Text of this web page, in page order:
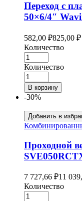
Переход с
50×6/4″
582,00 ₽825,00 ₽
Количество
Количество
В корзину
-30%
Добавить в
Проходной
7 727,66 ₽11
Количество